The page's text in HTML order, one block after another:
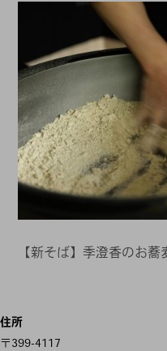
稿
【新そば】季澄香のお蕎
住所
〒399-4117